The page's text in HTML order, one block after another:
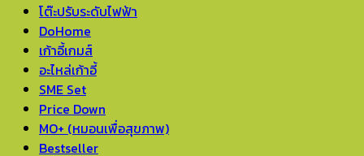
โต๊ะปรับระดับไฟฟ้า
DoHome
เก้าอี้เกมส์
อะไหล่เก้าอี้
SME Set
Price Down
MO+ (หมอนเพื่อสุขภาพ)
Bestseller